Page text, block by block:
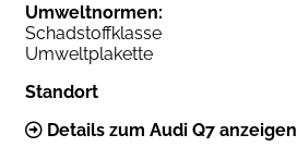
Umweltnormen:
Schadstoffklasse
Umweltplakette
Standort
Details zum Audi Q7 anzeigen